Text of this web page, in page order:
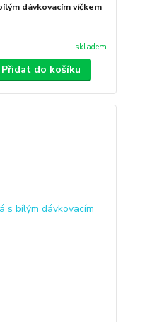
dávkovacím víčkem
skladem
Přidat do košíku